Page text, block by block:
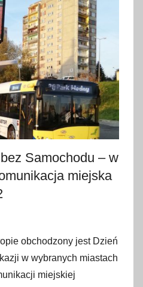
Samochodu – w
miejska
obchodzony jest Dzień
w wybranych miastach
miejskiej